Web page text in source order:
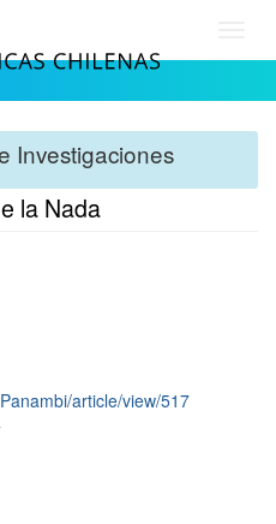
Investigaciones
la Nada
article/view/517